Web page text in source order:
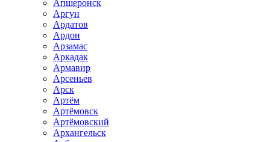
Апшеронск
Аргун
Ардатов
Ардон
Арзамас
Аркадак
Армавир
Арсеньев
Арск
Артём
Артёмовск
Артёмовский
Архангельск